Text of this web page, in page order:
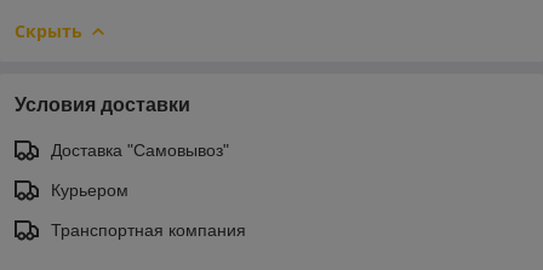
Скрыть
Условия доставки
Доставка "Самовывоз"
Курьером
Транспортная компания